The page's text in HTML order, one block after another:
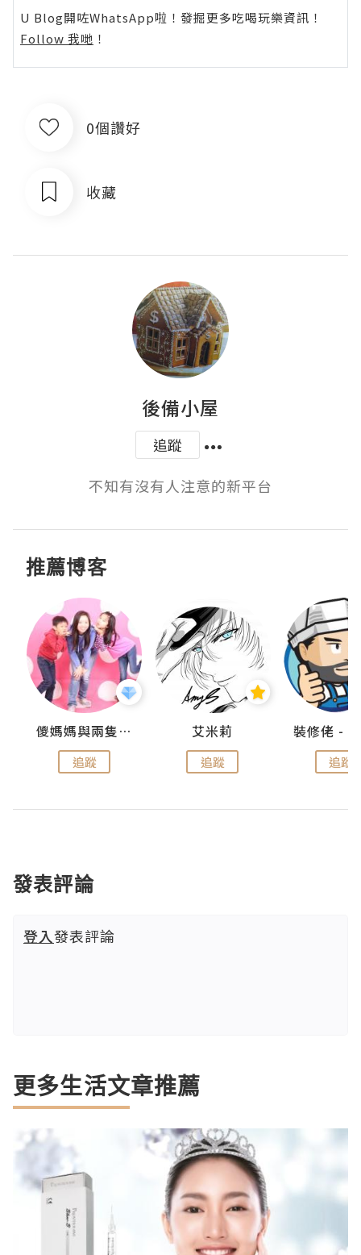
U Blog開咗WhatsApp啦！發掘更多吃喝玩樂資訊！
Follow 我哋 ！
0個讚好
收藏
後備小屋
追蹤
不知有沒有人注意的新平台
推薦博客
儍媽媽與兩隻小魔怪之家
追蹤
艾米莉
追蹤 追蹤
發表評論
登入發表評論
更多生活文章推薦